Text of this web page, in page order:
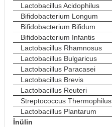
Lactobacillus Acidophilus
Bifidobacterium Longum
Bifidobacterium Bifidum
Bifidobacterium Infantis
Lactobacillus Rhamnosus
Lactobacillus Bulgaricus
Lactobacillus Paracasei
Lactobacillus Brevis
Lactobacillus Reuteri
Streptococcus Thermophilus
Lactobacillus Plantarum
İnülin